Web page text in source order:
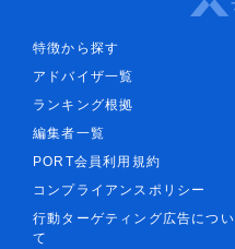
特徴から探す
アドバイザ一覧
ランキング根拠
編集者一覧
PORT会員利用規約
コンプライアンスポリシー
行動ターゲティング広告につい
て